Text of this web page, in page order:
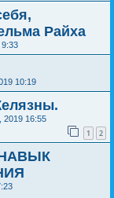
Райха
10:19
2019 16:55
1 2